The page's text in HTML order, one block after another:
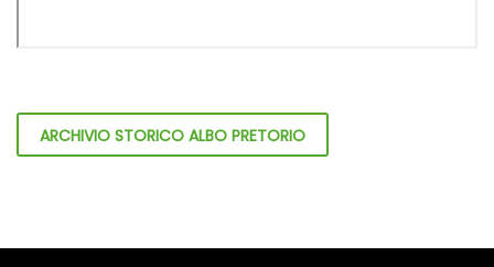
ARCHIVIO STORICO ALBO PRETORIO